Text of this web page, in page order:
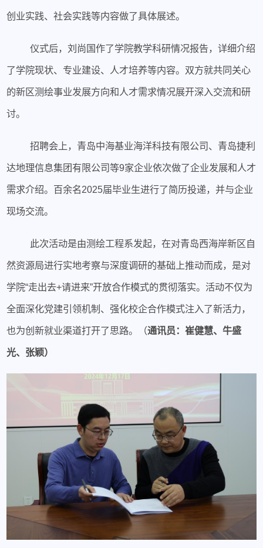
创业实践、社会实践等内容做了具体展述。
仪式后，刘尚国作了学院教学科研情况报告，详细介绍
了学院现状、专业建设、人才培养等内容。双方就共同关心
的新区测绘事业发展方向和人才需求情况展开深入交流和研
讨。
招聘会上，青岛中海基业海洋科技有限公司、青岛捷利
达地理信息集团有限公司等9家企业依次做了企业发展和人才
需求介绍。百余名2025届毕业生进行了简历投递，并与企业
现场交流。
此次活动是由测绘工程系发起，在对青岛西海岸新区自
然资源局进行实地考察与深度调研的基础上推动而成，是对
学院“走出去+请进来”开放合作模式的贯彻落实。活动不仅为
全面深化党建引领机制、强化校企合作模式注入了新活力，
也为创新就业渠道打开了思路。（通讯员：崔健慧、牛盛
光、张颖）